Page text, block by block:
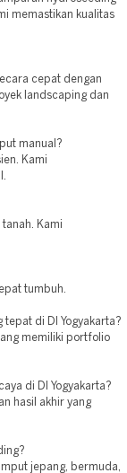
memastikan kualitas
cepat dengan
landscaping dan
manual?
Kami
Kami
tumbuh.
di DI Yogyakarta?
memiliki portfolio
di DI Yogyakarta?
hasil akhir yang
jepang, bermuda,